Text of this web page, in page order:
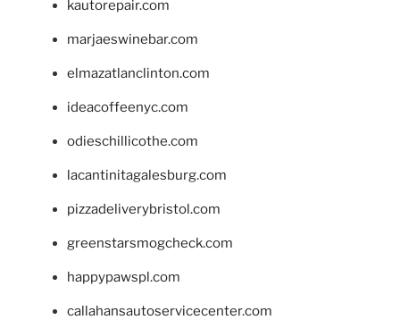
kautorepair.com
marjaeswinebar.com
elmazatlanclinton.com
ideacoffeenyc.com
odieschillicothe.com
lacantinitagalesburg.com
pizzadeliverybristol.com
greenstarsmogcheck.com
happypawspl.com
callahansautoservicecenter.com